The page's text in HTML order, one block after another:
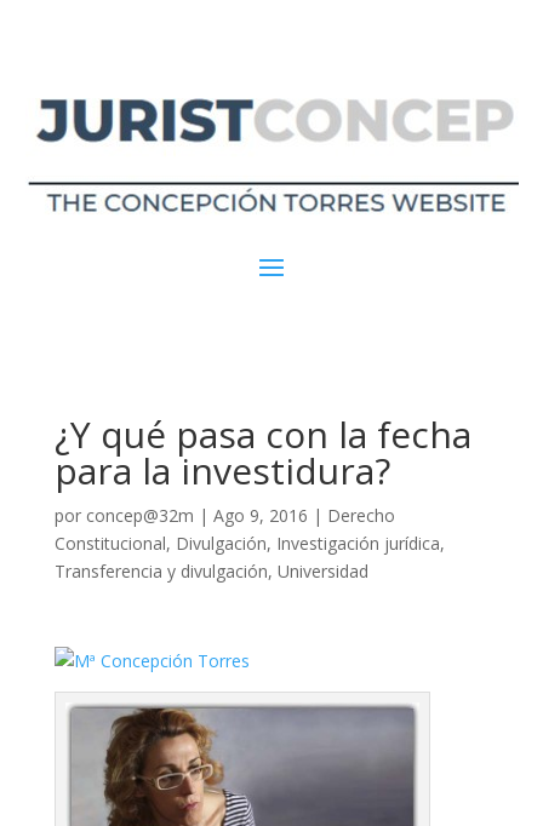
¿Y qué pasa con la fecha
para la investidura?
por concep@32m | Ago 9, 2016 | Derecho
Constitucional, Divulgación, Investigación jurídica,
Transferencia y divulgación, Universidad